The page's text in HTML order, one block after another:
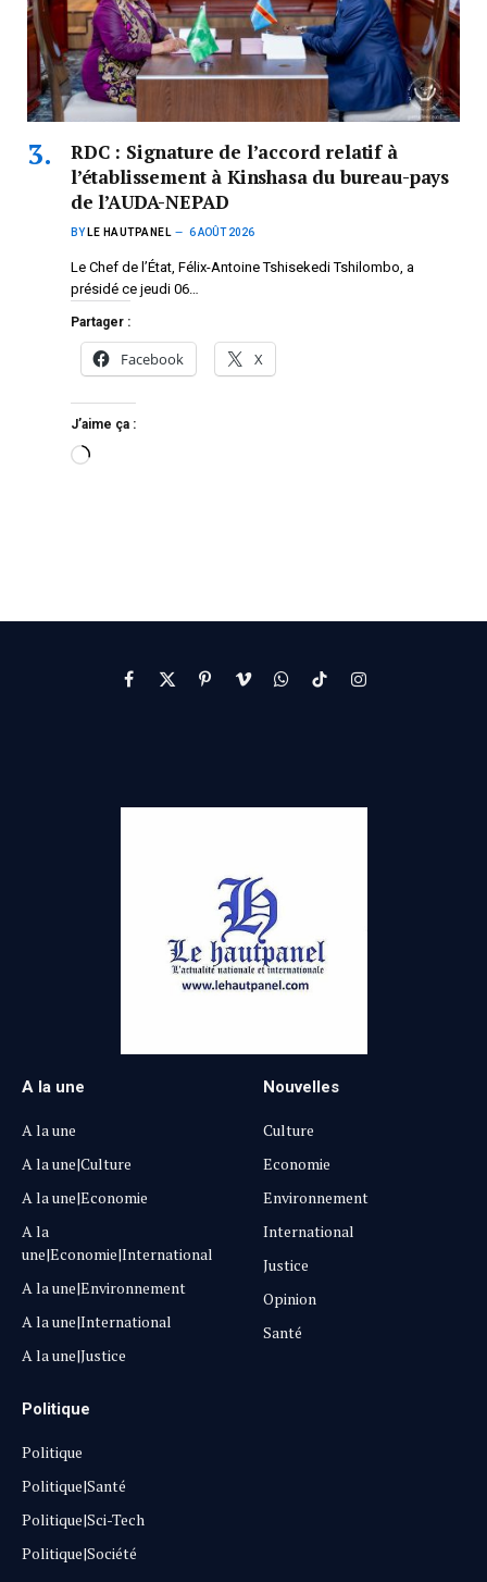
RDC : Signature de l’accord relatif à
l’établissement à Kinshasa du bureau-pays
de l’AUDA-NEPAD
BY LE HAUTPANEL 6 AOÛT 2026
Le Chef de l’État, Félix-Antoine Tshisekedi Tshilombo, a
présidé ce jeudi 06…
Partager :
Facebook X
J’aime ça :
Facebook
X
PinterestVimeoWhatsApp
TikTokInstagram
A la une
A la une
A la une|Culture
A la une|Economie
A la
une|Economie|International
A la une|Environnement
A la une|International
A la une|Justice
Nouvelles
Culture
Economie
Environnement
International
Justice
Opinion
Santé
Politique
Politique
Politique|Santé
Politique|Sci-Tech
Politique|Société